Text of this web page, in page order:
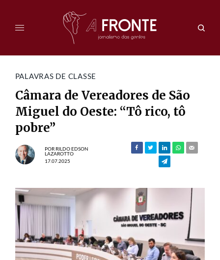
PALAVRAS DE CLASSE
Câmara de Vereadores de São
Miguel do Oeste: “Tô rico, tô
pobre”
POR RILDO EDSON
LAZAROTTO
17.07.2025